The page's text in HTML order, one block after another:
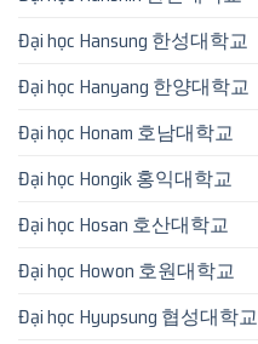
Đại học Hansung 한성대학교
Đại học Hanyang 한양대학교
Đại học Honam 호남대학교
Đại học Hongik 홍익대학교
Đại học Hosan 호산대학교
Đại học Howon 호원대학교
Đại học Hyupsung 협성대학교